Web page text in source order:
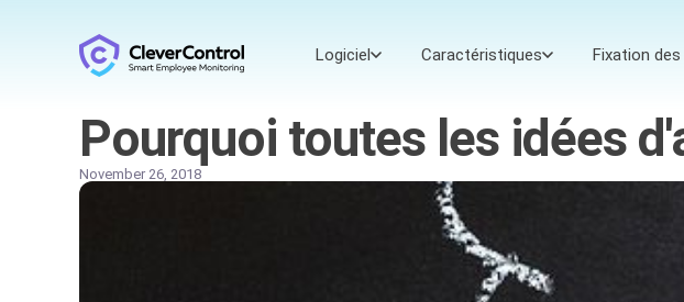
Logiciel Caractéristiques Fixation des
Pourquoi toutes les idées
November 26, 2018